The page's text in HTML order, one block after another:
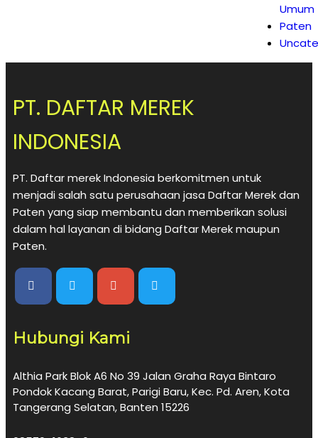
Umum
Paten
PT. DAFTAR MEREK
INDONESIA
PT. Daftar merek Indonesia berkomitmen untuk
menjadi salah satu perusahaan jasa Daftar Merek dan
Paten yang siap membantu dan memberikan solusi
dalam hal layanan di bidang Daftar Merek maupun
Paten.
Hubungi Kami
Althia Park Blok A6 No 39 Jalan Graha Raya Bintaro
Pondok Kacang Barat, Parigi Baru, Kec. Pd. Aren, Kota
Tangerang Selatan, Banten 15226